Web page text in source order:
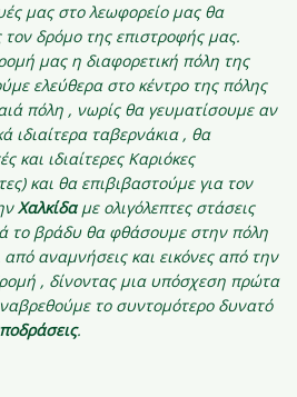
μας στο λεωφορείο μας θα
τον δρόμο της επιστροφής μας.
μας η διαφορετική πόλη της
ελεύθερα στο κέντρο της πόλης
πόλη , νωρίς θα γευματίσουμε αν
ιδιαίτερα ταβερνάκια , θα
και ιδιαίτερες Καριόκες
και θα επιβιβαστούμε για τον
Χαλκίδα με ολιγόλεπτες στάσεις
το βράδυ θα φθάσουμε στην πόλη
αναμνήσεις και εικόνες από την
, δίνοντας μια υπόσχεση πρώτα
το συντομότερο δυνατό
.